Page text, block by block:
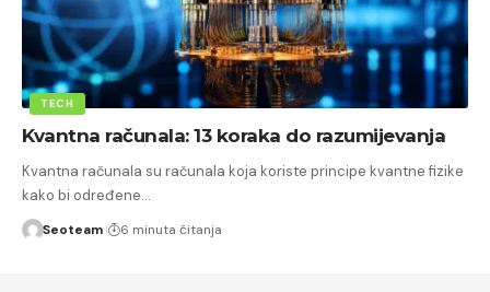
TECH
Kvantna računala: 13 koraka do razumijevanja
Kvantna računala su računala koja koriste principe kvantne fizike
kako bi određene…
Seoteam 6 minuta čitanja